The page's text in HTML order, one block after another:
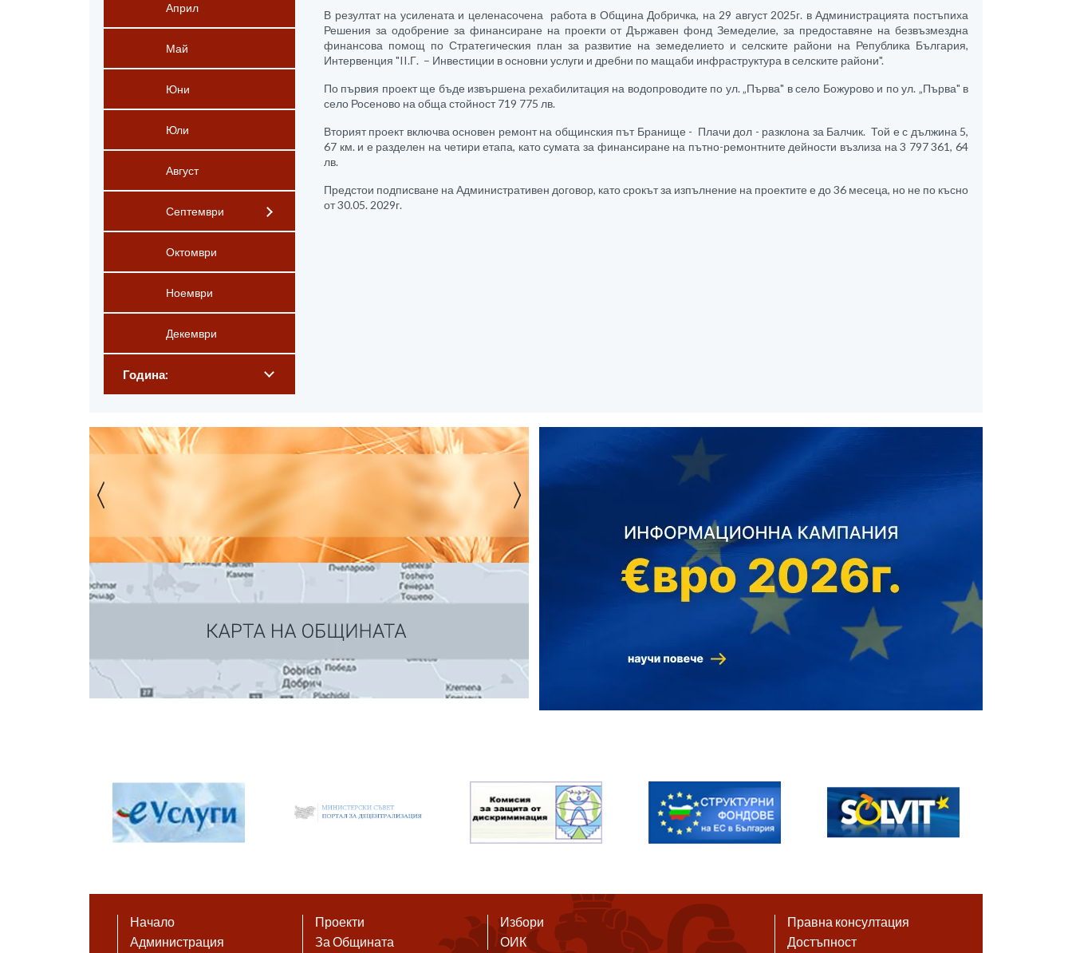
Април
Май
Юни
Юли
Август
Септември
Октомври
Ноември
Декември
Година:
В резултат на усилената и целенасочена работа в Община Добричка, на 29 август 2025г. в Администрацията постъпиха
Решения за одобрение за финансиране на проекти от Държавен фонд Земеделие, за предоставяне на безвъзмездна
финансова помощ по Стратегическия план за развитие на земеделието и селските райони на Република България,
Интервенция "II.Г. – Инвестиции в основни услуги и дребни по мащаби инфраструктура в селските райони".
По първия проект ще бъде извършена рехабилитация на водопроводите по ул. „Първа" в село Божурово и по ул. „Първа" в
село Росеново на обща стойност 719 775 лв.
Вторият проект включва основен ремонт на общинския път Бранище - Плачи дол - разклона за Балчик. Той е с дължина 5,
67 км. и е разделен на четири етапа, като сумата за финансиране на пътно-ремонтните дейности възлиза на 3 797 361, 64
лв.
Предстои подписване на Административен договор, като срокът за изпълнение на проектите е до 36 месеца, но не по късно
от 30.05. 2029г.
Начало
Администрация
Проекти
За Общината
Избори
ОИК
Правна консултация
Достъпност